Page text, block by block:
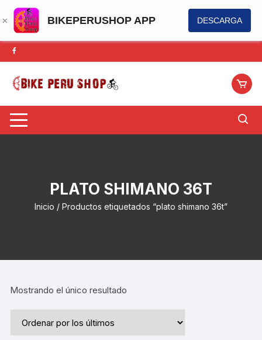
BIKEPERUSHOP APP DESCARGA
Saltar
al
contenido
PLATO SHIMANO 36T
Inicio / Productos etiquetados “plato shimano 36t”
Mostrando el único resultado